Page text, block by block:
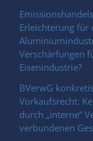
Erleichterung für
Verschärfungen
Eisenindustrie?
BVerwG
Vorkaufsrecht:
durch „interne“
verbundenen